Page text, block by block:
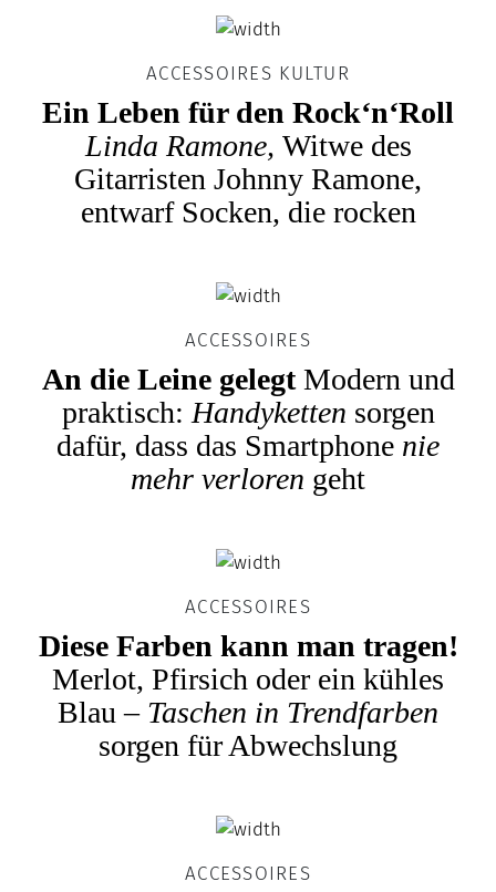
ACCESSOIRES KULTUR
Ein Leben für den Rock‘n‘Roll
Linda Ramone, Witwe des
Gitarristen Johnny Ramone,
entwarf Socken, die rocken
ACCESSOIRES
An die Leine gelegtModern und
praktisch:Handyketten sorgen
dafür, dass das Smartphone nie
mehr verloren geht
ACCESSOIRES
Diese Farben kann man tragen!
Merlot, Pfirsich oder ein kühles
Blau – Taschen in Trendfarben
sorgen für Abwechslung
ACCESSOIRES